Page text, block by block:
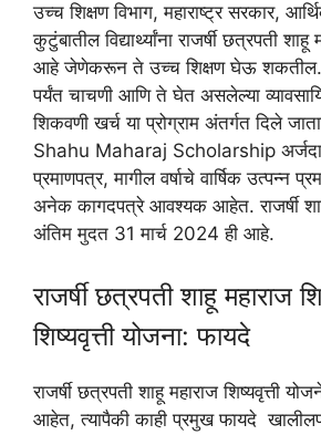
उच्च शिक्षण विभाग, महाराष्ट्र सरकार,
कुटुंबातील विद्यार्थ्यांना राजर्षी छत्रपती शाहू
आहे जेणेकरून ते उच्च शिक्षण घेऊ शकतील.
पर्यंत चाचणी आणि ते घेत असलेल्या
शिकवणी खर्च या प्रोग्राम अंतर्गत दिले
Shahu Maharaj Scholarship
प्रमाणपत्र, मागील वर्षाचे वार्षिक उत्पन्न
अनेक कागदपत्रे आवश्यक आहेत. राजर्षी शाहू
अंतिम मुदत 31 मार्च 2024 ही आहे.
राजर्षी छत्रपती शाहू महाराज
शिष्यवृत्ती योजना: फायदे
राजर्षी छत्रपती शाहू महाराज शिष्यवृत्ती
आहेत, त्यापैकी काही प्रमुख फायदे